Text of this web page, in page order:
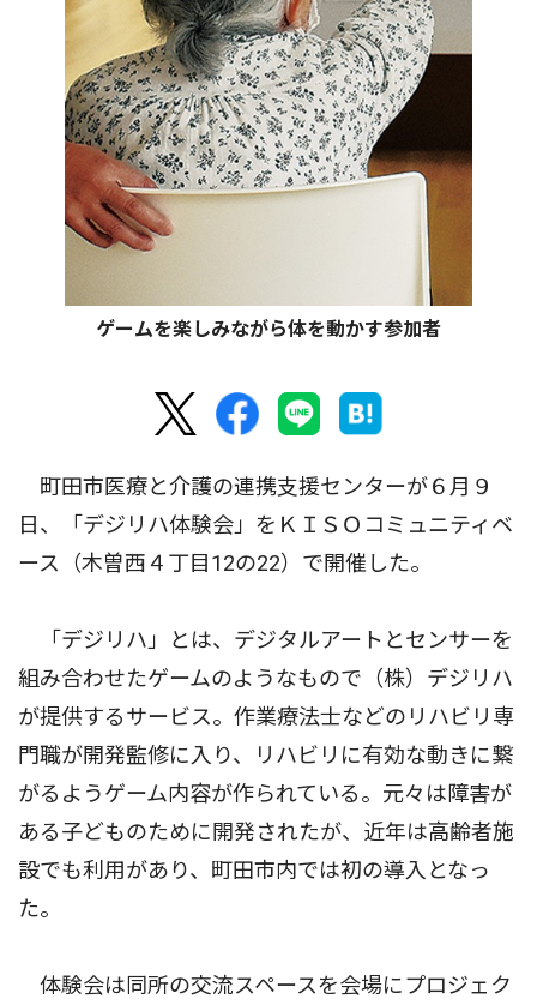
ゲームを楽しみながら体を動かす参加者
町田市医療と介護の連携支援センターが６月９
日、「デジリハ体験会」をＫＩＳＯコミュニティベ
ース（木曽西４丁目12の22）で開催した。
「デジリハ」とは、デジタルアートとセンサーを
組み合わせたゲームのようなもので（株）デジリハ
が提供するサービス。作業療法士などのリハビリ専
門職が開発監修に入り、リハビリに有効な動きに繋
がるようゲーム内容が作られている。元々は障害が
ある子どものために開発されたが、近年は高齢者施
設でも利用があり、町田市内では初の導入となっ
た。
体験会は同所の交流スペースを会場にプロジェク